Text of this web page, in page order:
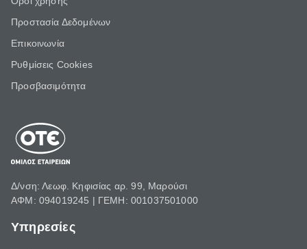
Προστασία Δεδομένων
Επικοινωνία
Ρυθμίσεις Cookies
Προσβασιμότητα
Δ/νση: Λεωφ. Κηφισίας αρ. 99, Μαρούσι
ΑΦΜ: 094019245 | ΓΕΜΗ: 001037501000
Υπηρεσίες